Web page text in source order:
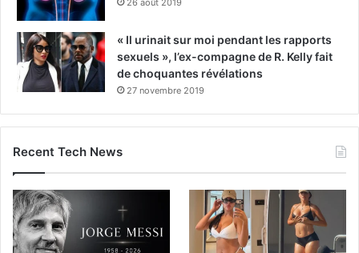
« Il urinait sur moi pendant les rapports
sexuels », l’ex-compagne de R. Kelly fait
de choquantes révélations
27 novembre 2019
Recent Tech News